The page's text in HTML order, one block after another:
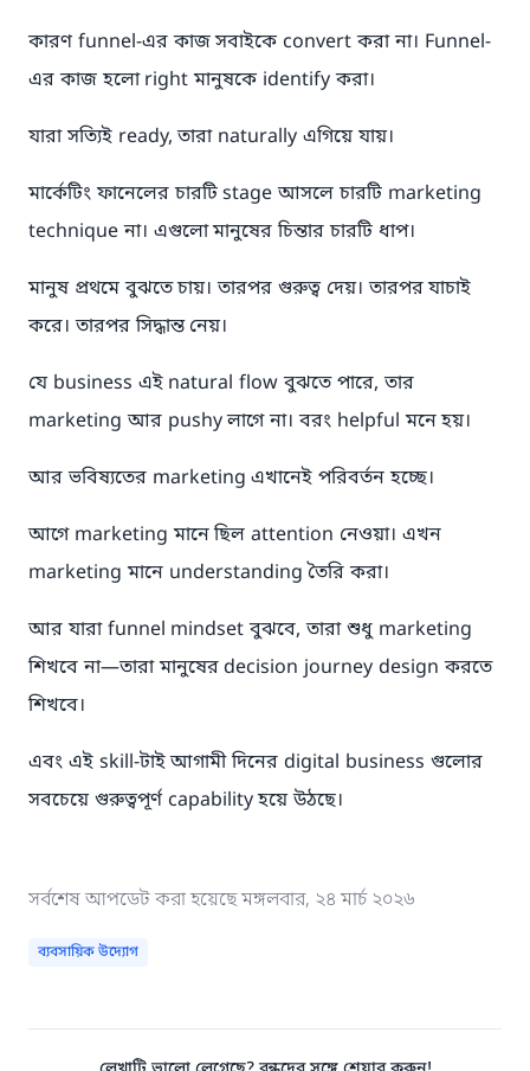
কারণ funnel-এর কাজ সবাইকে convert করা না। Funnel-
এর কাজ হলো right মানুষকে identify করা।
যারা সত্যিই ready, তারা naturally এগিয়ে যায়।
মার্কেটিং ফানেলের চারটি stage আসলে চারটি marketing
technique না। এগুলো মানুষের চিন্তার চারটি ধাপ।
মানুষ প্রথমে বুঝতে চায়। তারপর গুরুত্ব দেয়। তারপর যাচাই
করে। তারপর সিদ্ধান্ত নেয়।
যে business এই natural flow বুঝতে পারে, তার
marketing আর pushy লাগে না। বরং helpful মনে হয়।
আর ভবিষ্যতের marketing এখানেই পরিবর্তন হচ্ছে।
আগে marketing মানে ছিল attention নেওয়া। এখন
marketing মানে understanding তৈরি করা।
আর যারা funnel mindset বুঝবে, তারা শুধু marketing
শিখবে না—তারা মানুষের decision journey design করতে
শিখবে।
এবং এই skill-টাই আগামী দিনের digital business গুলোর
সবচেয়ে গুরুত্বপূর্ণ capability হয়ে উঠছে।
সর্বশেষ আপডেট করা হয়েছেমঙ্গলবার, ২৪ মার্চ ২০২৬
ব্যবসায়িক উদ্যোগ